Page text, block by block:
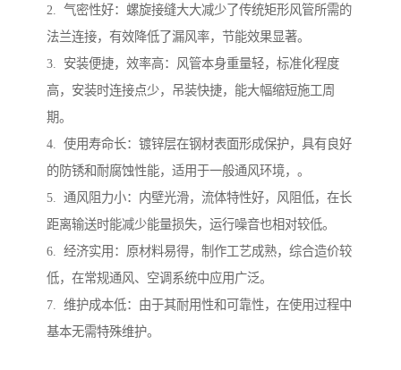
2. 气密性好：螺旋接缝大大减少了传统矩形风管所需的
法兰连接，有效降低了漏风率，节能效果显著。
3. 安装便捷，效率高：风管本身重量轻，标准化程度
高，安装时连接点少，吊装快捷，能大幅缩短施工周
期。
4. 使用寿命长：镀锌层在钢材表面形成保护，具有良好
的防锈和耐腐蚀性能，适用于一般通风环境，。
5. 通风阻力小：内壁光滑，流体特性好，风阻低，在长
距离输送时能减少能量损失，运行噪音也相对较低。
6. 经济实用：原材料易得，制作工艺成熟，综合造价较
低，在常规通风、空调系统中应用广泛。
7. 维护成本低：由于其耐用性和可靠性，在使用过程中
基本无需特殊维护。